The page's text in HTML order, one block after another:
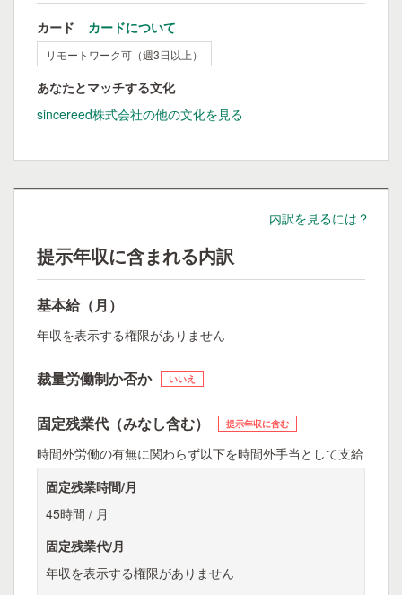
カード カードについて
リモートワーク可（週3日以上）
あなたとマッチする文化
sincereed株式会社の他の文化を見る
内訳を見るには？
提示年収に含まれる内訳
基本給（月）
年収を表示する権限がありません
裁量労働制か否か いいえ
固定残業代（みなし含む） 提示年収に含む
時間外労働の有無に関わらず以下を時間外手当として支給
固定残業時間/月
45時間 / 月
固定残業代/月
年収を表示する権限がありません